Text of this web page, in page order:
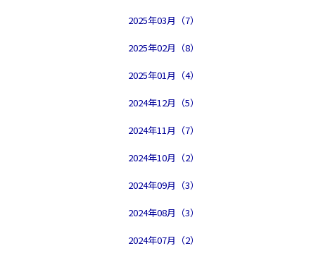
2025年03月（7）
2025年02月（8）
2025年01月（4）
2024年12月（5）
2024年11月（7）
2024年10月（2）
2024年09月（3）
2024年08月（3）
2024年07月（2）